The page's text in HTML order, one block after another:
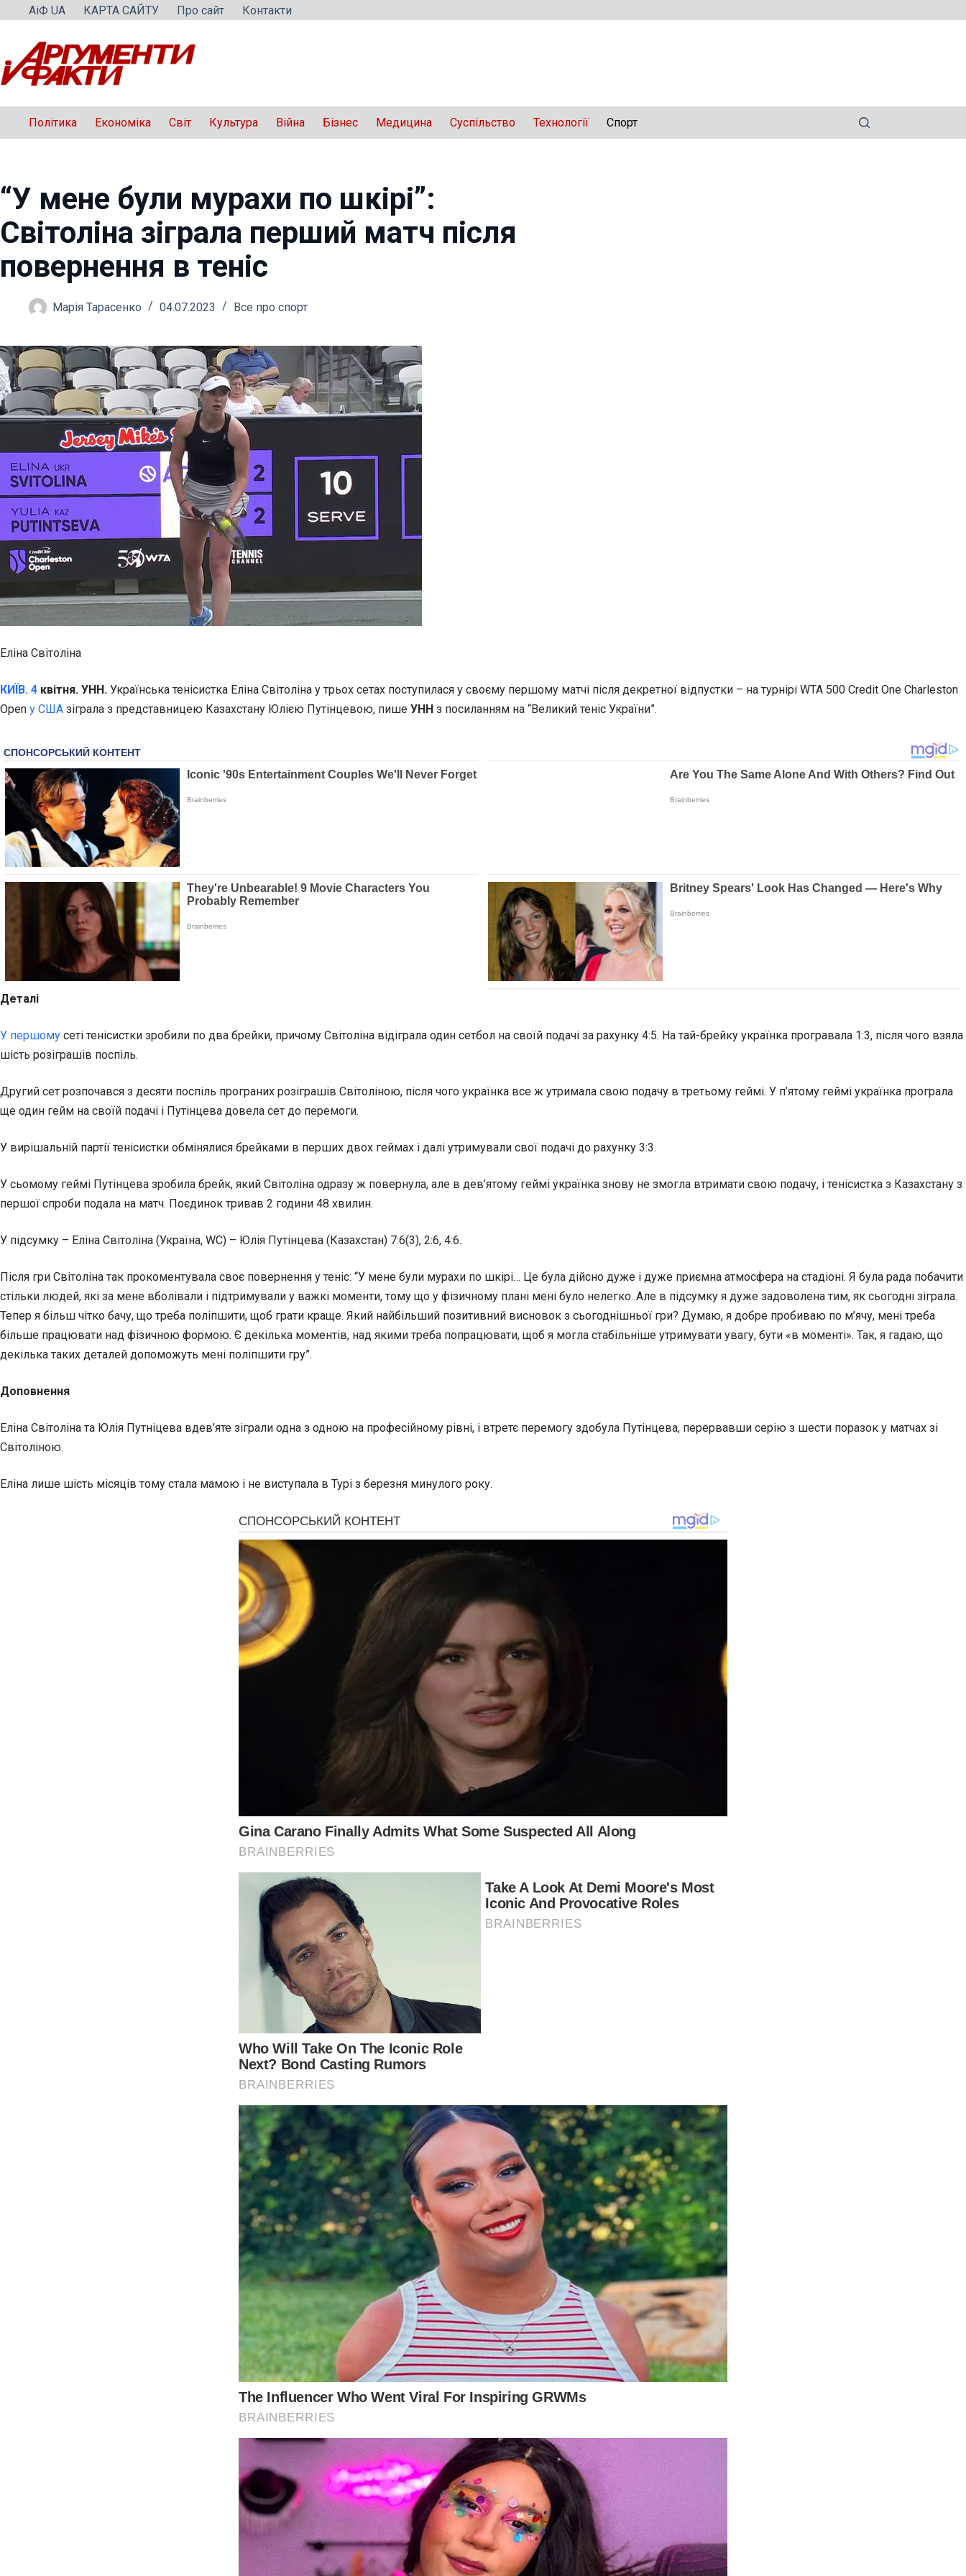
Перейти
вмісту
АіФ UA КАРТА САЙТУ Про сайт Контакти
Політика Економіка Світ Культура Війна Бізнес Медицина Суспільство Технології Спорт
“У мене були мурахи по шкірі”:
Світоліна зіграла перший матч після
повернення в теніс
Марія Тарасенко 04.07.2023 Все про спорт
Еліна Світоліна
КИЇВ. 4 квітня. УНН. Українська тенісистка Еліна Світоліна у трьох сетах поступилася у своєму першому матчі після декретної відпустки – на турнірі WTA 500 Credit One Charleston
Open у США зіграла з представницею Казахстану Юлією Путінцевою, пише УНН з посиланням на “Великий теніс України”.
Деталі
У першому сеті тенісистки зробили по два брейки, причому Світоліна відіграла один сетбол на своїй подачі за рахунку 4:5. На тай-брейку українка програвала 1:3, після чого взяла
шість розіграшів поспіль.
Другий сет розпочався з десяти поспіль програних розіграшів Світоліною, після чого українка все ж утримала свою подачу в третьому геймі. У п’ятому геймі українка програла
ще один гейм на своїй подачі і Путінцева довела сет до перемоги.
У вирішальній партії тенісистки обмінялися брейками в перших двох геймах і далі утримували свої подачі до рахунку 3:3.
У сьомому геймі Путінцева зробила брейк, який Світоліна одразу ж повернула, але в дев’ятому геймі українка знову не змогла втримати свою подачу, і тенісистка з Казахстану з
першої спроби подала на матч. Поєдинок тривав 2 години 48 хвилин.
У підсумку – Еліна Світоліна (Україна, WC) – Юлія Путінцева (Казахстан) 7:6(3), 2:6, 4:6.
Після гри Світоліна так прокоментувала своє повернення у теніс: “У мене були мурахи по шкірі… Це була дійсно дуже і дуже приємна атмосфера на стадіоні. Я була рада побачити
стільки людей, які за мене вболівали і підтримували у важкі моменти, тому що у фізичному плані мені було нелегко. Але в підсумку я дуже задоволена тим, як сьогодні зіграла.
Тепер я більш чітко бачу, що треба поліпшити, щоб грати краще. Який найбільший позитивний висновок з сьогоднішньої гри? Думаю, я добре пробиваю по м’ячу, мені треба
більше працювати над фізичною формою. Є декілька моментів, над якими треба попрацювати, щоб я могла стабільніше утримувати увагу, бути «в моменті». Так, я гадаю, що
декілька таких деталей допоможуть мені поліпшити гру”.
Доповнення
Еліна Світоліна та Юлія Путніцева вдев’яте зіграли одна з одною на професійному рівні, і втретє перемогу здобула Путінцева, перервавши серію з шести поразок у матчах зі
Світоліною.
Еліна лише шість місяців тому стала мамою і не виступала в Турі з березня минулого року.